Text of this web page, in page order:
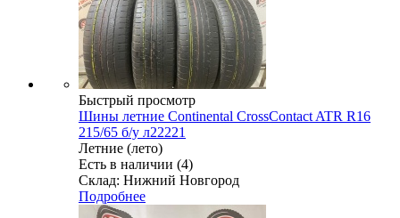
Быстрый просмотр
Шины летние Continental CrossContact ATR R16
215/65 б/у л22221
Летние (лето)
Есть в наличии (4)
Склад: Нижний Новгород
Подробнее